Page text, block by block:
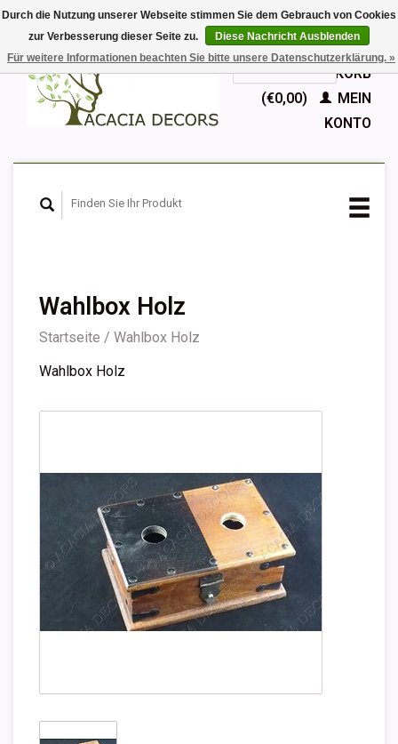
EUR
GBPDeutsch
Nederlands
English
IHR WARENKORB
(€0,00)
MEIN
KONTO
Wahlbox Holz
Startseite / Wahlbox Holz
Wahlbox Holz
Durch die Nutzung unserer Webseite stimmen Sie dem Gebrauch von Cookies
zur Verbesserung dieser Seite zu.
Diese Nachricht Ausblenden
Für weitere Informationen beachten Sie bitte unsere Datenschutzerklärung. »